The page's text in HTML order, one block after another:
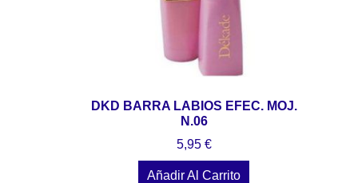
DKD BARRA LABIOS EFEC. MOJ.
N.06
5,95 €
Añadir Al Carrito